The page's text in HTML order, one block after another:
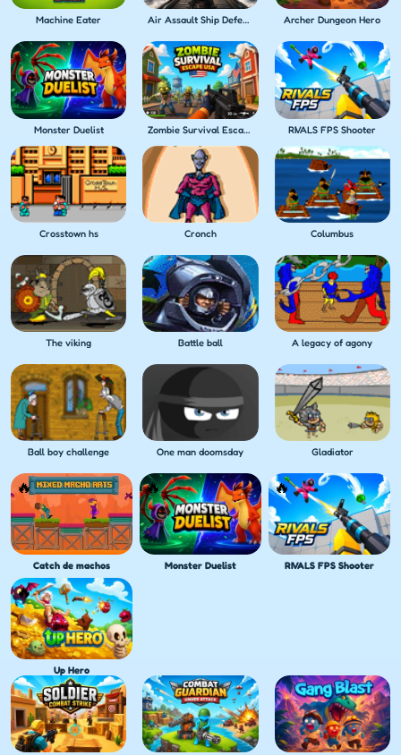
Machine Eater Air Assault Ship Defense Archer Dungeon Hero
Monster Duelist Zombie Survival Escape USA RIVALS FPS Shooter
Crosstown hs Cronch Columbus
The viking Battle ball A legacy of agony
Ball boy challenge One man doomsday Gladiator
Catch de machos Monster Duelist RIVALS FPS Shooter
Up Hero